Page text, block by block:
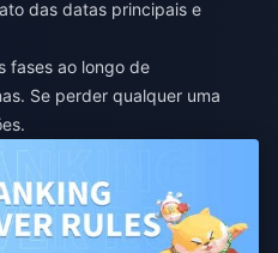
das datas principais e
fases ao longo de
Se perder qualquer uma